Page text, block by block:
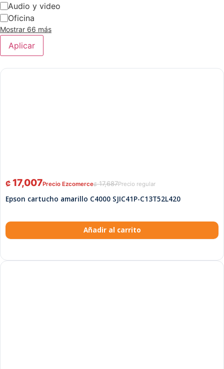
Audio y video
Oficina
Mostrar 66 más
Aplicar
₡17,687
₡ 17,007
Epson cartucho amarillo C4000 SJIC41P-C13T52L420
Añadir al carrito